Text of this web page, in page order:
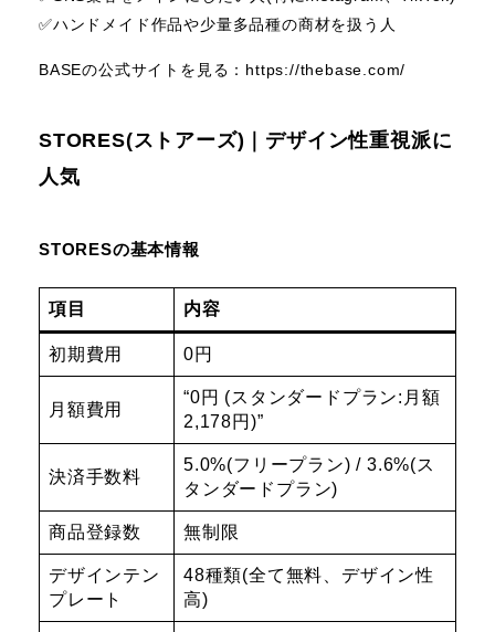
✅️ハンドメイド作品や少量多品種の商材を扱う人
BASEの公式サイトを見る： https://thebase.com/
STORES(ストアーズ)｜デザイン性重視派に
人気
STORESの基本情報
項目 内容
初期費用 0円
月額費用
“0円 (スタンダードプラン:月額
2,178円)”
決済手数料
5.0%(フリープラン) / 3.6%(ス
タンダードプラン)
商品登録数 無制限
デザインテン
プレート
48種類(全て無料、デザイン性
高)